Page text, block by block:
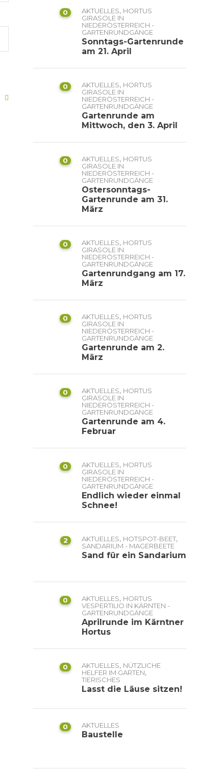
0 AKTUELLES, HORTUS
GIRASOLE IN
NIEDERÖSTERREICH -
GARTENRUNDGÄNGE
Sonntags-Gartenrunde
am 21. April
0 AKTUELLES, HORTUS
GIRASOLE IN
NIEDERÖSTERREICH -
GARTENRUNDGÄNGE
Gartenrunde am
Mittwoch, den 3. April
0 AKTUELLES, HORTUS
GIRASOLE IN
NIEDERÖSTERREICH -
GARTENRUNDGÄNGE
Ostersonntags-
Gartenrunde am 31.
März
0 AKTUELLES, HORTUS
GIRASOLE IN
NIEDERÖSTERREICH -
GARTENRUNDGÄNGE
Gartenrundgang am 17.
März
0 AKTUELLES, HORTUS
GIRASOLE IN
NIEDERÖSTERREICH -
GARTENRUNDGÄNGE
Gartenrunde am 2.
März
0 AKTUELLES, HORTUS
GIRASOLE IN
NIEDERÖSTERREICH -
GARTENRUNDGÄNGE
Gartenrunde am 4.
Februar
0 AKTUELLES, HORTUS
GIRASOLE IN
NIEDERÖSTERREICH -
GARTENRUNDGÄNGE
Endlich wieder einmal
Schnee!
2 AKTUELLES, HOTSPOT-BEET,
SANDARIUM - MAGERBEETE
Sand für ein Sandarium
0 AKTUELLES, HORTUS
VESPERTILIO IN KÄRNTEN -
GARTENRUNDGÄNGE
Aprilrunde im Kärntner
Hortus
0 AKTUELLES, NÜTZLICHE
HELFER IM GARTEN,
TIERISCHES
Lasst die Läuse sitzen!
0 AKTUELLES
Baustelle